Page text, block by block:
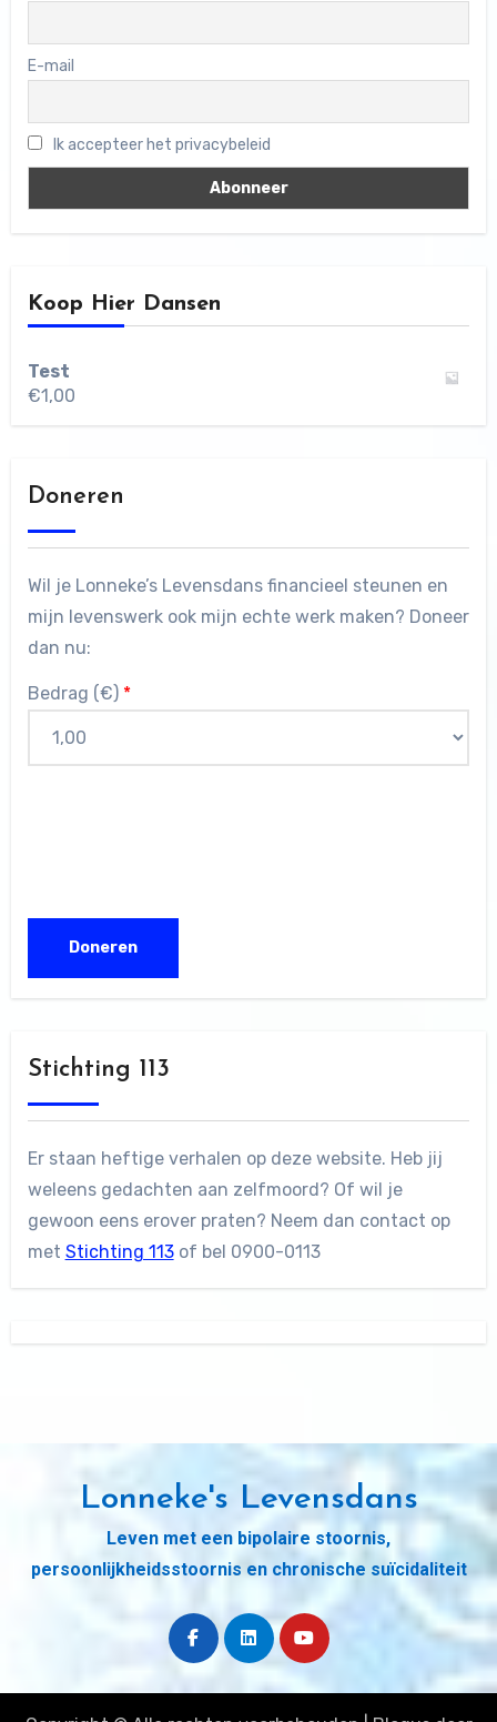
E-mail
Ik accepteer het privacybeleid
Koop Hier Dansen
Test
€1,00
Doneren
Wil je Lonneke’s Levensdans financieel steunen en
mijn levenswerk ook mijn echte werk maken? Doneer
dan nu:
Bedrag (€) *
Stichting 113
Er staan heftige verhalen op deze website. Heb jij
weleens gedachten aan zelfmoord? Of wil je
gewoon eens erover praten? Neem dan contact op
met Stichting 113of bel 0900-0113
Lonneke's Levensdans
Leven met een bipolaire stoornis,
persoonlijkheidsstoornis en chronische suïcidaliteit